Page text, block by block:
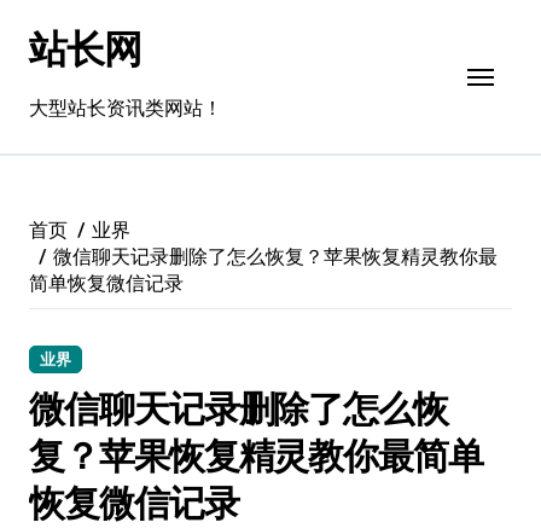
站长网
大型站长资讯类网站！
首页
业界
微信聊天记录删除了怎么恢复？苹果恢复精灵教你最
简单恢复微信记录
业界
微信聊天记录删除了怎么恢
复？苹果恢复精灵教你最简单
恢复微信记录